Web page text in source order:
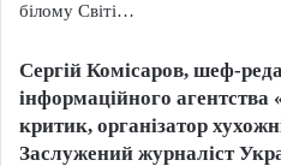
білому Світі…
Сергій Комісаров, шеф-
інформаційного
критик, організатор
Заслужений журналіст